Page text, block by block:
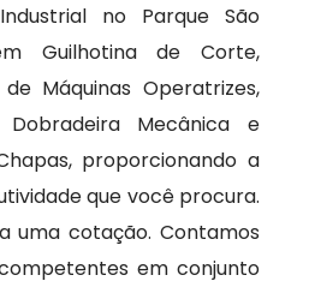
no Parque São
Guilhotina de Corte,
Máquinas Operatrizes,
Dobradeira Mecânica e
proporcionando a
que você procura.
uma cotação. Contamos
em conjunto